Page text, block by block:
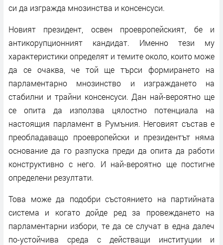
си да изгражда мнозинства и консенсуси.
Новият президент, освен проевропейският, бе и
антикорупционният кандидат. Именно тези му
характеристики определят и темите около, които може
да се очаква, че той ще търси формирането на
парламентарно мнозинство и изграждането на
стабилни и трайни консенсуси. Дан най-вероятно ще
се опита да използва цялостно потенциала на
настоящия парламент в Румъния. Неговият състав е
преобладаващо проевропейски и президентът няма
основание да го разпуска преди да опита да работи
конструктивно с него. И най-вероятно ще постигне
определени резултати.
Това може да подобри състоянието на партийната
система и когато дойде ред за провеждането на
парламентарни избори, те да се случат в една далеч
по-устойчива среда с действащи институции и